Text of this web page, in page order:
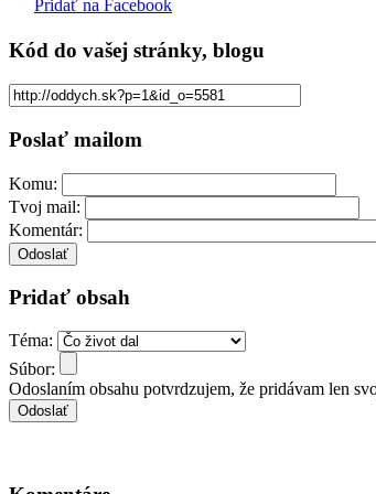
Pridať na Facebook
Kód do vašej stránky, blogu
Poslať mailom
Komu:
Tvoj mail:
Komentár:
Pridať obsah
Téma:
Súbor:
Odoslaním obsahu potvrdzujem, že pridávam len